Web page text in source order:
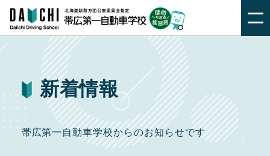
新着情報
帯広第一自動車学校からのお知らせです